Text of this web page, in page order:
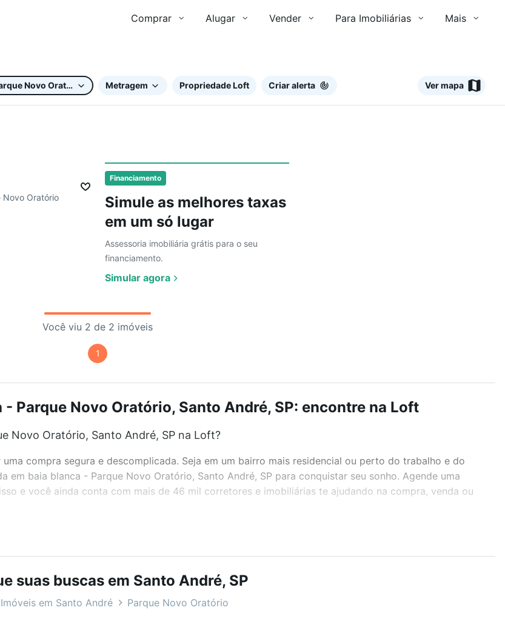
Comprar Alugar Vender Para Imobiliárias Mais
Novo Oratório Metragem Propriedade Loft Criar alerta Ver mapa
Financiamento
Simule as melhores taxas
em um só lugar
Assessoria imobiliária grátis para o seu
financiamento.
Simular agora
Novo Oratório
Você viu 2 de 2 imóveis
1
Parque Novo Oratório, Santo André, SP: encontre na Loft
Novo Oratório, Santo André, SP na Loft?
compra segura e descomplicada. Seja em um bairro mais residencial ou perto do trabalho e do
baia blanca - Parque Novo Oratório, Santo André, SP para conquistar seu sonho. Agende uma
e você ainda conta com mais de 46 mil corretores e imobiliárias te ajudando na compra, venda ou
condomínios favoritos. Você também pode usar os filtros como quantidade de quartos, suítes, com
metragem e comodidades, como piscina, academia, salão de festas ou área verde e encontrar
SP ideal para você na Loft.
suas buscas em Santo André, SP
Imóveis em Santo André Parque Novo Oratório